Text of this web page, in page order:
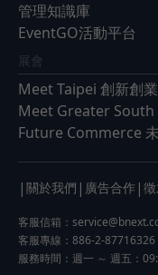
管理知識庫
EventGO活動平台
展會
Meet Taipei 創新創
Meet Greater South
Future Commerce
| 關於我們 | 廣告合作 |
客服信箱：
客服專線：886-2-87716326
服務時間：週一 ～ 週五：